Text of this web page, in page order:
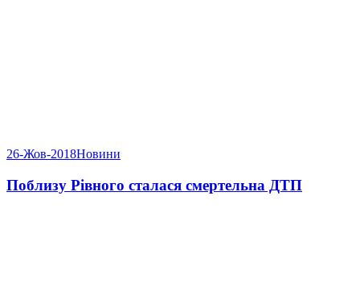
26-Жов-2018Новини
Поблизу Рівного сталася смертельна ДТП